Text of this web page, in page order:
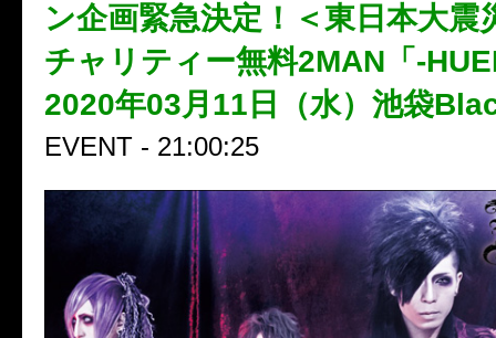
ン企画緊急決定！＜東日本大震
チャリティー無料2MAN「-
2020年03月11日（水）池袋
EVENT - 21:00:25